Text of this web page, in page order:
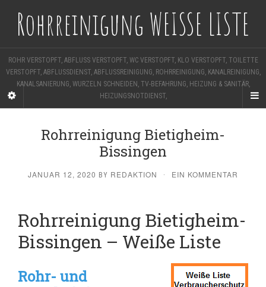
Rohrreinigung WEISSE LISTE
ROHR VERSTOPFT, ABFLUSS VERSTOPFT, WC VERSTOPFT, KLO VERSTOPFT, TOILETTE
VERSTOPFT, ABFLUSSDIENST, ABFLUSSREINIGUNG, ROHRREINIGUNG, KANALREINIGUNG,
KANALSANIERUNG, WURZELN SCHNEIDEN, TV-BEFAHRUNG, HEIZUNG & SANITÄR,
HEIZUNGSNOTDIENST,
Rohrreinigung Bietigheim-
Bissingen
JANUAR 12, 2020 BY REDAKTION · EIN KOMMENTAR
Rohrreinigung Bietigheim-
Bissingen – Weiße Liste
Rohr- und